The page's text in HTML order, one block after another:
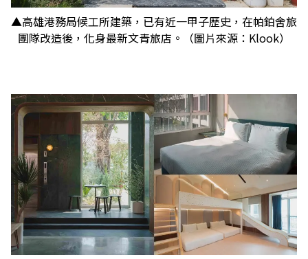
▲高雄港務局候工所建築，已有近一甲子歷史，在帕鉑舍旅
團隊改造後，化身最新文青旅店。（圖片來源：Klook）